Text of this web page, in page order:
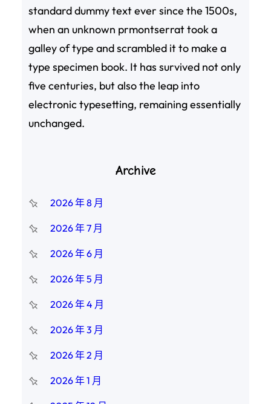
standard dummy text ever since the 1500s,
when an unknown prmontserrat took a
galley of type and scrambled it to make a
type specimen book. It has survived not only
five centuries, but also the leap into
electronic typesetting, remaining essentially
unchanged.
Archive
2026 年 8 月
2026 年 7 月
2026 年 6 月
2026 年 5 月
2026 年 4 月
2026 年 3 月
2026 年 2 月
2026 年 1 月